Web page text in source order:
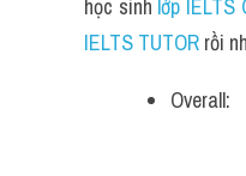
học sinh lớp IELTS
IELTS TUTOR rồi
Overall: